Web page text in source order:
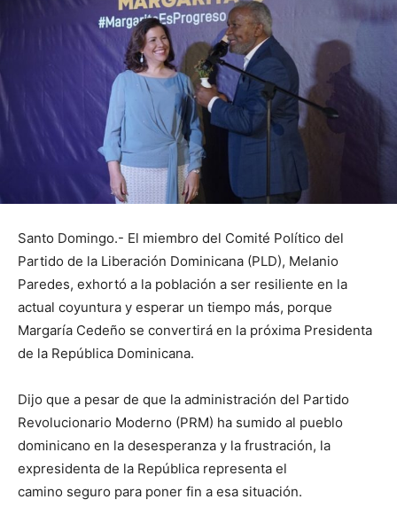
Santo Domingo.- El miembro del Comité Político del
Partido de la Liberación Dominicana (PLD), Melanio
Paredes, exhortó a la población a ser resiliente en la
actual coyuntura y esperar un tiempo más, porque
Margaría Cedeño se convertirá en la próxima Presidenta
de la República Dominicana.
Dijo que a pesar de que la administración del Partido
Revolucionario Moderno (PRM) ha sumido al pueblo
dominicano en la desesperanza y la frustración, la
expresidenta de la República representa el
camino seguro para poner fin a esa situación.